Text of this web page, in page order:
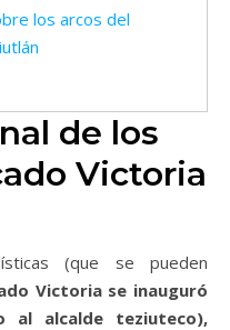
los arcos del
de los
Victoria
(que se pueden
Victoria se inauguró
al alcalde teziuteco),